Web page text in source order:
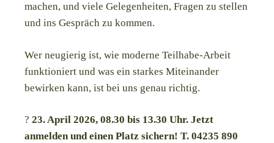
machen, und viele Gelegenheiten, Fragen zu stellen
und ins Gespräch zu kommen.
Wer neugierig ist, wie moderne Teilhabe-Arbeit
funktioniert und was ein starkes Miteinander
bewirken kann, ist bei uns genau richtig.
? 23. April 2026, 08.30 bis 13.30 Uhr. Jetzt
anmelden und einen Platz sichern! T. 04235 890